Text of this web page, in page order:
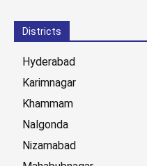
Districts
Hyderabad
Karimnagar
Khammam
Nalgonda
Nizamabad